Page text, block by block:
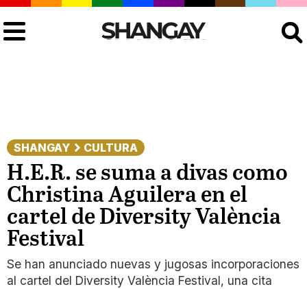
SHANGAY CULTURA
H.E.R. se suma a divas como
Christina Aguilera en el
cartel de Diversity València
Festival
Se han anunciado nuevas y jugosas incorporaciones
al cartel del Diversity València Festival, una cita